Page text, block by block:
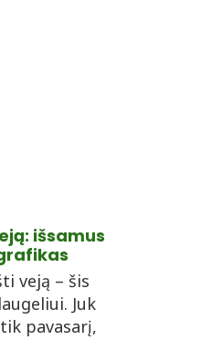
išsamus
veją – šis
Juk
pavasarį,